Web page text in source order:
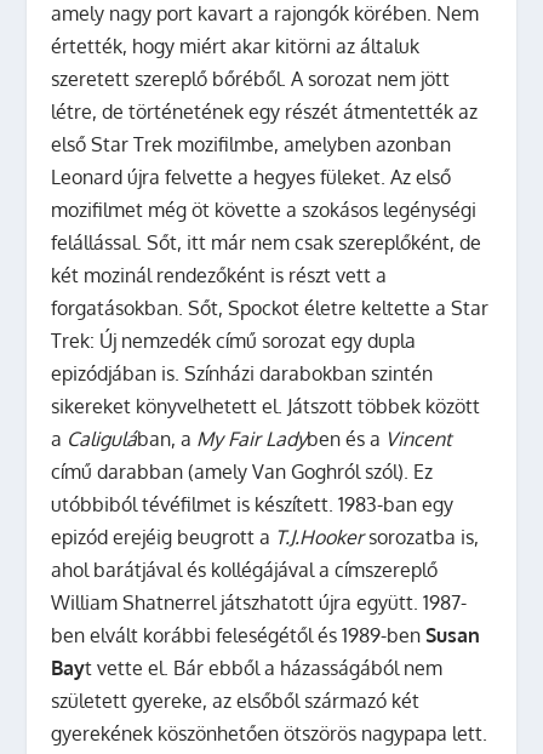
amely nagy port kavart a rajongók körében. Nem
értették, hogy miért akar kitörni az általuk
szeretett szereplő bőréből. A sorozat nem jött
létre, de történetének egy részét átmentették az
első Star Trek mozifilmbe, amelyben azonban
Leonard újra felvette a hegyes füleket. Az első
mozifilmet még öt követte a szokásos legénységi
felállással. Sőt, itt már nem csak szereplőként, de
két mozinál rendezőként is részt vett a
forgatásokban. Sőt, Spockot életre keltette a Star
Trek: Új nemzedék című sorozat egy dupla
epizódjában is. Színházi darabokban szintén
sikereket könyvelhetett el. Játszott többek között
a Caligulában, a My Fair Ladyben és a Vincent
című darabban (amely Van Goghról szól). Ez
utóbbiból tévéfilmet is készített. 1983-ban egy
epizód erejéig beugrott a T.J.Hookersorozatba is,
ahol barátjával és kollégájával a címszereplő
William Shatnerrel játszhatott újra együtt. 1987-
ben elvált korábbi feleségétől és 1989-benSusan
Bayt vette el. Bár ebből a házasságából nem
született gyereke, az elsőből származó két
gyerekének köszönhetően ötszörös nagypapa lett.